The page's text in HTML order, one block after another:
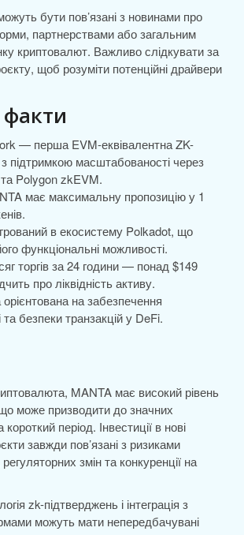
бути пов’язані з новинами про
партнерствами або загальним
криптовалют. Важливо слідкувати за
щоб розуміти потенційні драйвери
— перша EVM-еквівалентна ZK-
підтримкою масштабованості через
Polygon zkEVM.
має максимальну пропозицію у 1
в екосистему Polkadot, що
функціональні можливості.
торгів за 24 години — понад $149
про ліквідність активу.
на забезпечення
та безпеки транзакцій у DeFi.
MANTA має високий рівень
може призводити до значних
період. Інвестиції в нові
завжди пов’язані з ризиками
змін та конкуренції на
zk-підтверджень і інтеграція з
можуть мати непередбачувані